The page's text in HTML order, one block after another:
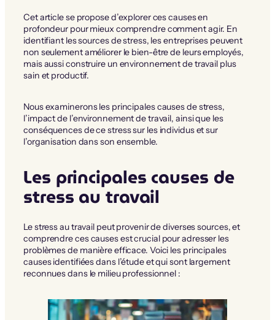
Cet article se propose d’explorer ces causes en
profondeur pour mieux comprendre comment agir. En
identifiant les sources de stress, les entreprises peuvent
non seulement améliorer le bien-être de leurs employés,
mais aussi construire un environnement de travail plus
sain et productif.
Nous examinerons les principales causes de stress,
l’impact de l’environnement de travail, ainsi que les
conséquences de ce stress sur les individus et sur
l’organisation dans son ensemble.
Les principales causes de
stress au travail
Le stress au travail peut provenir de diverses sources, et
comprendre ces causes est crucial pour adresser les
problèmes de manière efficace. Voici les principales
causes identifiées dans l’étude et qui sont largement
reconnues dans le milieu professionnel :